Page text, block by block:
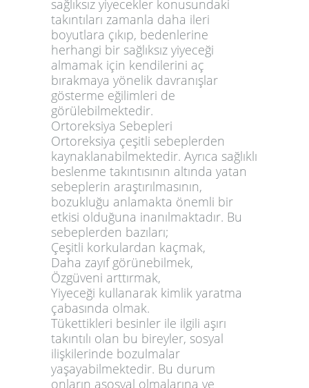
sağlıksız yiyecekler konusundaki
takıntıları zamanla daha ileri
boyutlara çıkıp, bedenlerine
herhangi bir sağlıksız yiyeceği
almamak için kendilerini aç
bırakmaya yönelik davranışlar
gösterme eğilimleri de
görülebilmektedir.
Ortoreksiya Sebepleri
Ortoreksiya çeşitli sebeplerden
kaynaklanabilmektedir. Ayrıca sağlıklı
beslenme takıntısının altında yatan
sebeplerin araştırılmasının,
bozukluğu anlamakta önemli bir
etkisi olduğuna inanılmaktadır. Bu
sebeplerden bazıları;
Çeşitli korkulardan kaçmak,
Daha zayıf görünebilmek,
Özgüveni arttırmak,
Yiyeceği kullanarak kimlik yaratma
çabasında olmak.
Tükettikleri besinler ile ilgili aşırı
takıntılı olan bu bireyler, sosyal
ilişkilerinde bozulmalar
yaşayabilmektedir. Bu durum
onların asosyal olmalarına ve